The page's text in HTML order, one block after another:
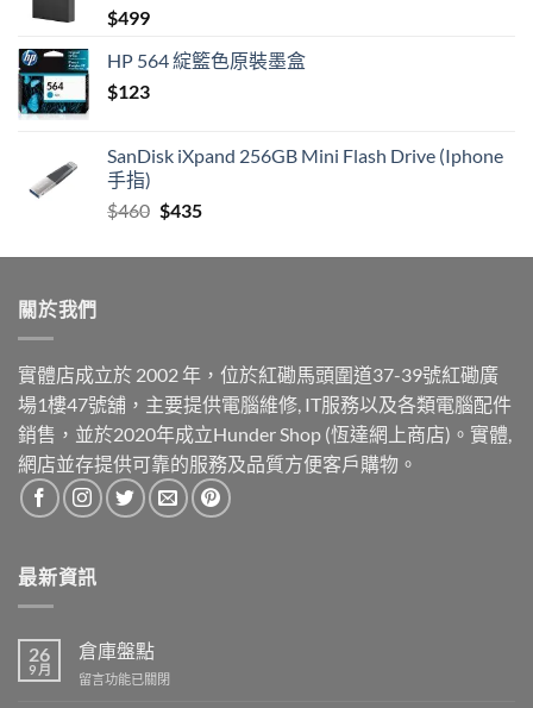
$499
HP 564 綻籃色原裝墨盒
$123
SanDisk iXpand 256GB Mini Flash Drive (Iphone
手指)
$460 Original
was:
$435Current
is:
關於我們
實體店成立於 2002 年，位於紅磡馬頭圍道37-39號紅磡廣
場1樓47號舖，主要提供電腦維修, IT服務以及各類電腦配件
銷售，並於2020年成立Hunder Shop (恆達網上商店)。實體,
網店並存提供可靠的服務及品質方便客戶購物。
最新資訊
26
9 月
倉庫盤點
在
留言功能已關閉